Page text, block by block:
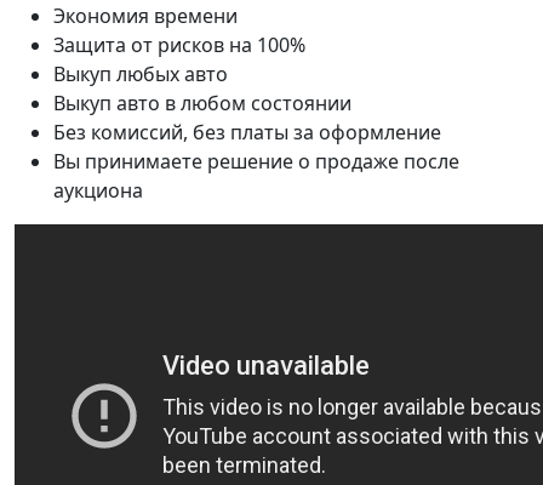
Экономия времени
Защита от рисков на 100%
Выкуп любых авто
Выкуп авто в любом состоянии
Без комиссий, без платы за оформление
Вы принимаете решение о продаже после
аукциона